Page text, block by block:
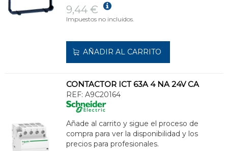
9,44 €
Impuestos no incluidos.
AÑADIR AL CARRITO
CONTACTOR ICT 63A 4 NA 24V CA
REF: A9C20164
Añade al carrito y sigue el proceso de
compra para ver la disponibilidad y los
precios para profesionales.